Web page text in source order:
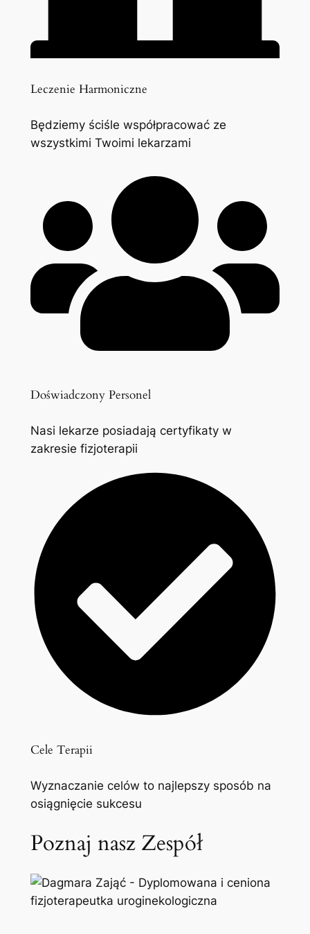
Leczenie Harmoniczne
Będziemy ściśle współpracować ze
wszystkimi Twoimi lekarzami
Doświadczony Personel
Nasi lekarze posiadają certyfikaty w
zakresie fizjoterapii
Cele Terapii
Wyznaczanie celów to najlepszy sposób na
osiągnięcie sukcesu
Poznaj nasz Zespół